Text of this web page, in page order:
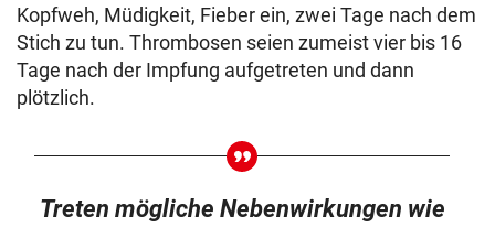
Kopfweh, Müdigkeit, Fieber ein, zwei Tage nach dem
Stich zu tun. Thrombosen seien zumeist vier bis 16
Tage nach der Impfung aufgetreten und dann
plötzlich.
Treten mögliche Nebenwirkungen wie